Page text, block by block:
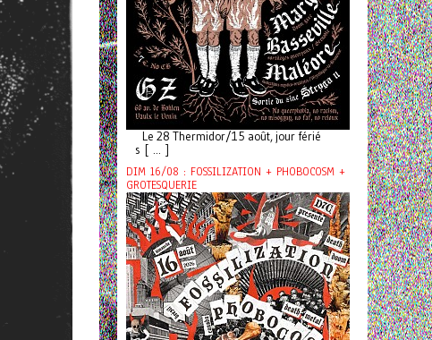
Le 28 Thermidor/15 août, jour férié
s [ ... ]
DIM 16/08 : FOSSILIZATION + PHOBOCOSM +
GROTESQUERIE